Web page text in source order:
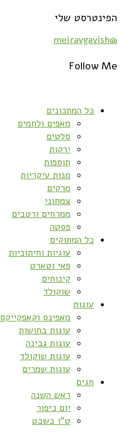
הפינטרסט שלי
@meiravgavish
Follow Me
כל המתכונים
מאפים ולחמים
סלטים
ירקות
תוספות
מנות עיקריות
מרקים
צמחוני
ממרחים ורטבים
פסטה
כל המתוקים
עוגיות וחיתוכיות
פאי וטארט
קינוחים
שוקולד
עוגות
מאפינס וקאפקייקס
עוגות בחושות
עוגות גבינה
עוגות שוקולד
עוגות שמרים
חגים
ראש השנה
יום כיפור
ט”ו בשבט